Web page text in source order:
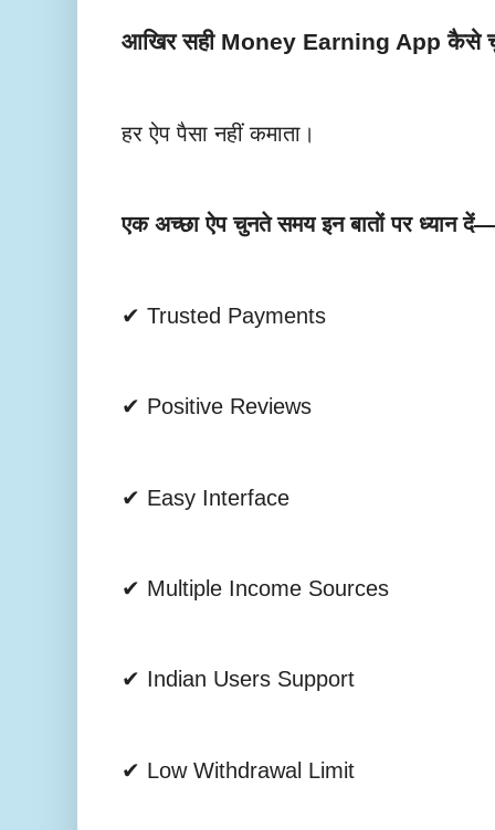
आखिर सही Money Earning App कैसे
हर ऐप पैसा नहीं कमाता।
एक अच्छा ऐप चुनते समय इन बातों पर ध्यान दें—
✔ Trusted Payments
✔ Positive Reviews
✔ Easy Interface
✔ Multiple Income Sources
✔ Indian Users Support
✔ Low Withdrawal Limit